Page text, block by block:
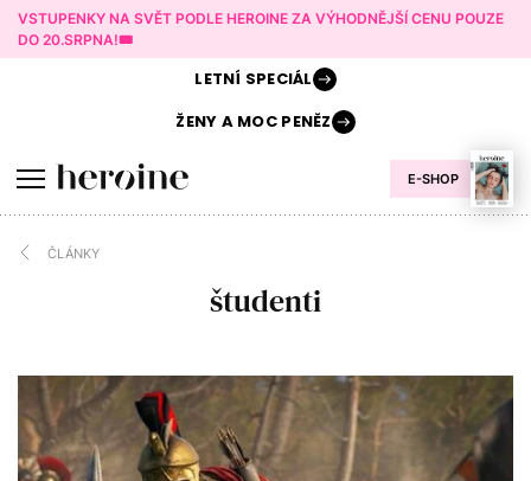
VSTUPENKY NA SVĚT PODLE HEROINE ZA VÝHODNĚJŠÍ CENU POUZE
DO 20.SRPNA!🎟️
E-SHOP
LETNÍ SPECIÁL
ŽENY AMOC PENĚZ
ČLÁNKY
študenti